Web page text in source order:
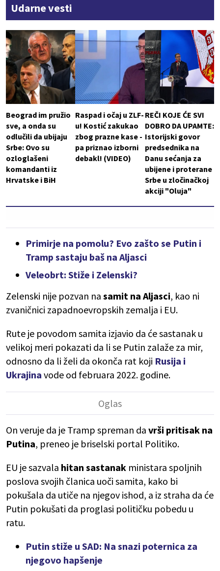
Udarne vesti
Beograd im pružio
sve, a onda su
odlučili da ubijaju
Srbe: Ovo su
ozloglašeni
komandanti iz
Hrvatske i BiH
Raspad i očaj u ZLF-
u! Kostić zakukao
zbog prazne kase -
pa priznao izborni
debakl! (VIDEO)
REČI KOJE ĆE SVI
DOBRO DA UPAMTE:
Istorijski govor
predsednika na
Danu sećanja za
ubijene i proterane
Srbe u zločinačkoj
akciji "Oluja"
Primirje na pomolu? Evo zašto se Putin i
Tramp sastaju baš na Aljasci
Veleobrt: Stiže i Zelenski?
Zelenski nije pozvan na samit na Aljasci, kao ni
zvaničnici zapadnoevropskih zemalja i EU.
Rute je povodom samita izjavio da će sastanak u
velikoj meri pokazati da li se Putin zalaže za mir,
odnosno da li želi da okonča rat koji Rusija i
Ukrajina vode od februara 2022. godine.
On veruje da je Tramp spreman da vrši pritisak na
Putina, preneo je briselski portal Politiko.
EU je sazvala hitan sastanak ministara spoljnih
poslova svojih članica uoči samita, kako bi
pokušala da utiče na njegov ishod, a iz straha da će
Putin pokušati da proglasi političku pobedu u
ratu.
Putin stiže u SAD: Na snazi poternica za
njegovo hapšenje